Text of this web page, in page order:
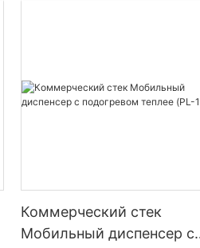
Коммерческий стек
Мобильный диспенсер с